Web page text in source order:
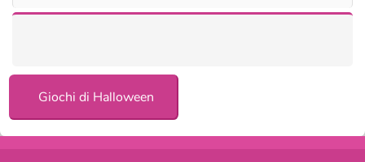
Giochi di Halloween